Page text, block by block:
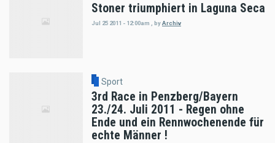
Stoner triumphiert in Laguna Seca
Jul 25 2011 - 12:00am , byArchiv
Sport
3rd Race in Penzberg/Bayern
23./24. Juli 2011 - Regen ohne
Ende und ein Rennwochenende für
echte Männer !